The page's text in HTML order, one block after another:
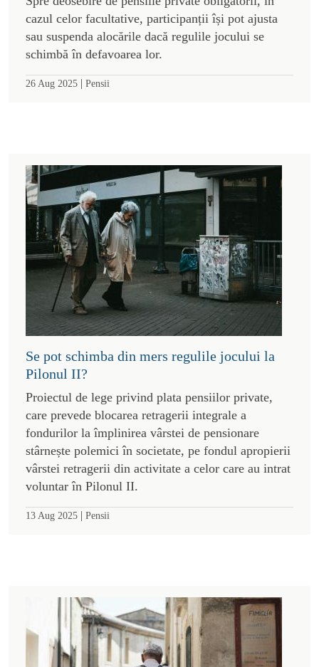
cazul celor facultative, participanții își pot ajusta
sau suspenda alocările dacă regulile jocului se
schimbă în defavoarea lor.
26 Aug 2025 | Pensii
Se pot schimba din mers regulile jocului la
Pilonul II?
Proiectul de lege privind plata pensiilor private,
care prevede blocarea retragerii integrale a
fondurilor la împlinirea vârstei de pensionare
stârnește polemici în societate, pe fondul apropierii
vârstei retragerii din activitate a celor care au intrat
voluntar în Pilonul II.
13 Aug 2025 | Pensii